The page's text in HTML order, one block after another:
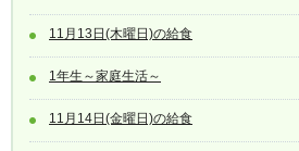
11月13日(木曜日)の給食
1年生～家庭生活～
11月14日(金曜日)の給食